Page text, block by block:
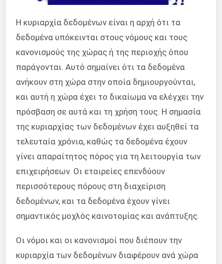
Η κυριαρχία δεδομένων είναι η αρχή ότι τα
δεδομένα υπόκεινται στους νόμους και τους
κανονισμούς της χώρας ή της περιοχής όπου
παράγονται. Αυτό σημαίνει ότι τα δεδομένα
ανήκουν στη χώρα στην οποία δημιουργούνται,
και αυτή η χώρα έχει το δικαίωμα να ελέγχει την
πρόσβαση σε αυτά και τη χρήση τους. Η σημασία
της κυριαρχίας των δεδομένων έχει αυξηθεί τα
τελευταία χρόνια, καθώς τα δεδομένα έχουν
γίνει απαραίτητος πόρος για τη λειτουργία των
επιχειρήσεων. Οι εταιρείες επενδύουν
περισσότερους πόρους στη διαχείριση
δεδομένων, και τα δεδομένα έχουν γίνει
σημαντικός μοχλός καινοτομίας και ανάπτυξης.
Οι νόμοι και οι κανονισμοί που διέπουν την
κυριαρχία των δεδομένων διαφέρουν ανά χώρα